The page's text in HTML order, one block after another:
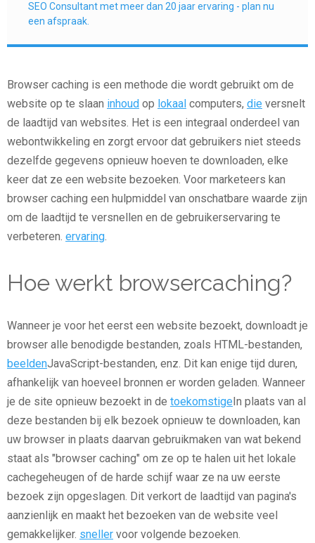
SEO Consultant met meer dan 20 jaar ervaring - plan nu
een afspraak.
Browser caching is een methode die wordt gebruikt om de
website op te slaan inhoud op lokaal computers, die versnelt
de laadtijd van websites. Het is een integraal onderdeel van
webontwikkeling en zorgt ervoor dat gebruikers niet steeds
dezelfde gegevens opnieuw hoeven te downloaden, elke
keer dat ze een website bezoeken. Voor marketeers kan
browser caching een hulpmiddel van onschatbare waarde zijn
om de laadtijd te versnellen en de gebruikerservaring te
verbeteren. ervaring.
Hoe werkt browsercaching?
Wanneer je voor het eerst een website bezoekt, downloadt je
browser alle benodigde bestanden, zoals HTML-bestanden,
beeldenJavaScript-bestanden, enz. Dit kan enige tijd duren,
afhankelijk van hoeveel bronnen er worden geladen. Wanneer
je de site opnieuw bezoekt in de toekomstigeIn plaats van al
deze bestanden bij elk bezoek opnieuw te downloaden, kan
uw browser in plaats daarvan gebruikmaken van wat bekend
staat als "browser caching" om ze op te halen uit het lokale
cachegeheugen of de harde schijf waar ze na uw eerste
bezoek zijn opgeslagen. Dit verkort de laadtijd van pagina's
aanzienlijk en maakt het bezoeken van de website veel
gemakkelijker. sneller voor volgende bezoeken.